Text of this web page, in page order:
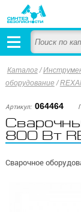
Каталог/
оборудование /
Артикул: 064464
800 Вт
Сварочное